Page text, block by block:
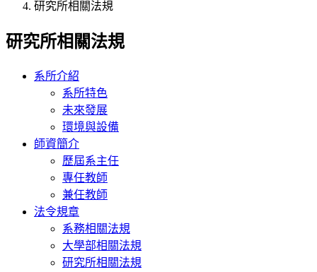
研究所相關法規
研究所相關法規
系所介紹
系所特色
未來發展
環境與設備
師資簡介
歷屆系主任
專任教師
兼任教師
法令規章
系務相關法規
大學部相關法規
研究所相關法規